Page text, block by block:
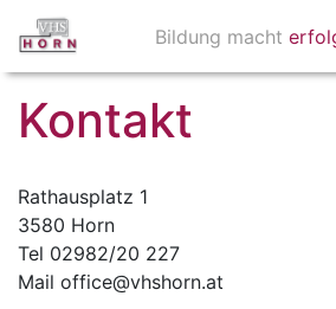
Bildung macht
Kontakt
Rathausplatz 1
3580 Horn
Tel 02982/20 227
Mail office@vhshorn.at